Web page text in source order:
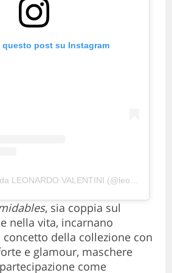
questo post su Instagram
, sia coppia sul
nella vita, incarnano
della collezione con
e glamour, maschere
come